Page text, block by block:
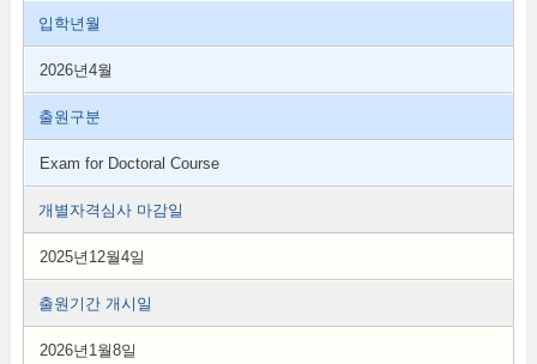
입학년월
2026년4월
출원구분
Exam for Doctoral Course
개별자격심사 마감일
2025년12월4일
출원기간 개시일
2026년1월8일